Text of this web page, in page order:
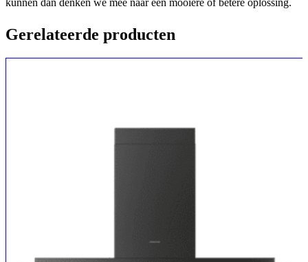
kunnen dan denken we mee naar een mooiere of betere oplossing.
Gerelateerde producten